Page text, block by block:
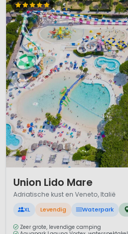
Union Lido Mare
Adriatische kust en Veneto, Italië
XL Levendig Waterpark
Zeer grote, levendige camping